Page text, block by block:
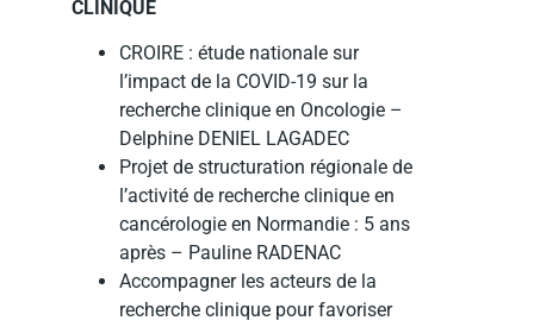
CLINIQUE
CROIRE : étude nationale sur
l’impact de la COVID-19 sur la
recherche clinique en Oncologie –
Delphine DENIEL LAGADEC
Projet de structuration régionale de
l’activité de recherche clinique en
cancérologie en Normandie : 5 ans
après – Pauline RADENAC
Accompagner les acteurs de la
recherche clinique pour favoriser